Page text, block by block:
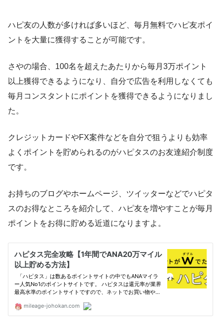
ハピ友の人数が多ければ多いほど、毎月無料でハピ友ポイ
ントを大量に獲得することが可能です。
さやの場合、100名を超えたあたりから毎月3万ポイント
以上獲得できるようになり、自分で広告を利用しなくても
毎月コンスタントにポイントを獲得できるようになりまし
た。
クレジットカードやFX案件などを自分で狙うよりも効率
よくポイントを貯められるのがハピタスのお友達紹介制度
です。
お持ちのブログやホームページ、ツイッターなどでハピタ
スのお得なところを紹介して、ハピ友を増やすことが毎月
ポイントをお得に貯める近道になりますよ。